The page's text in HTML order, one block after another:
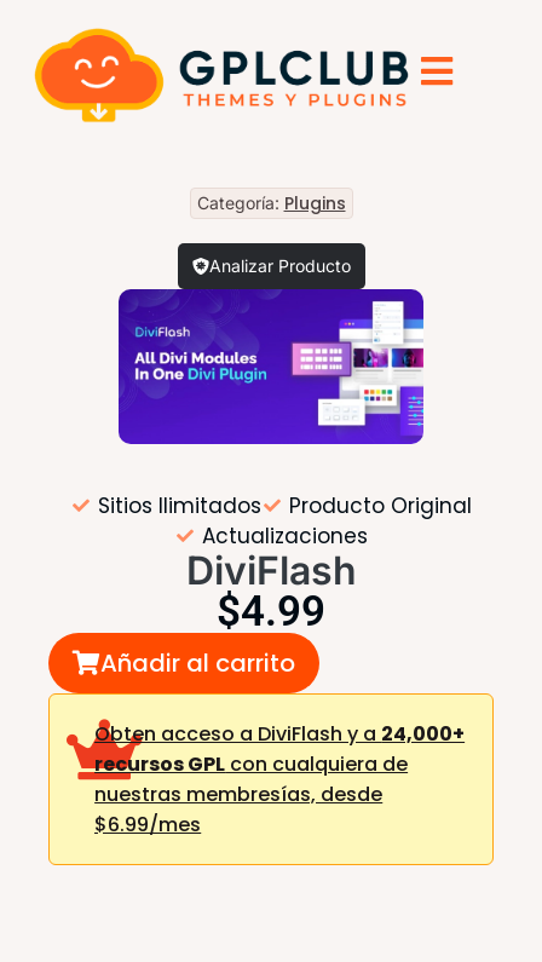
Categoría: Plugins
Analizar Producto
Sitios Ilimitados
Producto Original
Actualizaciones
DiviFlash
$4.99
Añadir al carrito
Obten acceso a DiviFlash y a 24,000+
recursos GPL con cualquiera de
nuestras membresías, desde
$6.99/mes